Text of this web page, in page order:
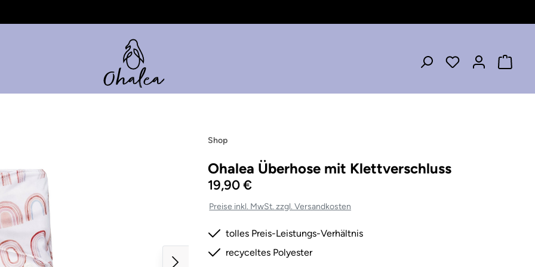
Shop
Ohalea Überhose mit Klettverschluss
19,90 €
Preise inkl. MwSt. zzgl. Versandkosten
tolles Preis-Leistungs-Verhältnis
recyceltes Polyester